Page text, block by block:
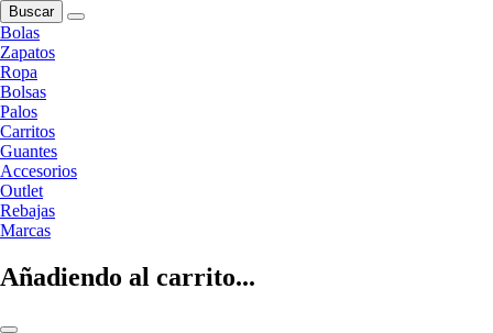
Buscar
Bolas
Zapatos
Ropa
Bolsas
Palos
Carritos
Guantes
Accesorios
Outlet
Rebajas
Marcas
Añadiendo al carrito...